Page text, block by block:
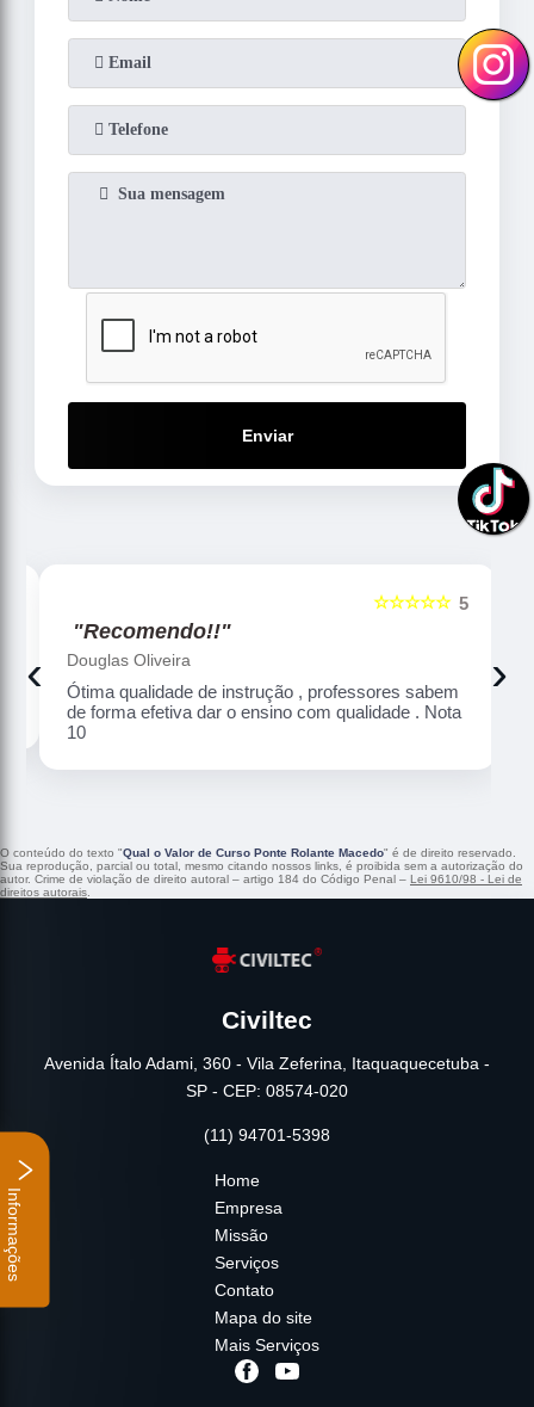
Enviar
5
☆☆☆☆☆
"Recomendo!!"
Douglas Oliveira
Ótima qualidade de instrução , professores sabem
de forma efetiva dar o ensino com qualidade . Nota
10
‹ ›
O conteúdo do texto "Qual o Valor de Curso Ponte Rolante Macedo" é de direito reservado.
Sua reprodução, parcial ou total, mesmo citando nossos links, é proibida sem a autorização do
autor. Crime de violação de direito autoral – artigo 184 do Código Penal – Lei 9610/98 - Lei de
direitos autorais.
Civiltec
Avenida Ítalo Adami, 360 - Vila Zeferina, Itaquaquecetuba -
SP - CEP: 08574-020
(11) 94701-5398
Home
Empresa
Missão
Serviços
Contato
Mapa do site
Mais Serviços
Informações